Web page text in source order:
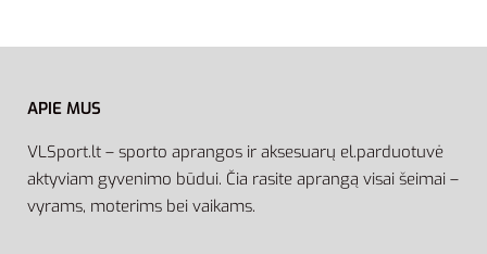
APIE MUS
VLSport.lt – sporto aprangos ir aksesuarų el.parduotuvė
aktyviam gyvenimo būdui. Čia rasite aprangą visai šeimai –
vyrams, moterims bei vaikams.